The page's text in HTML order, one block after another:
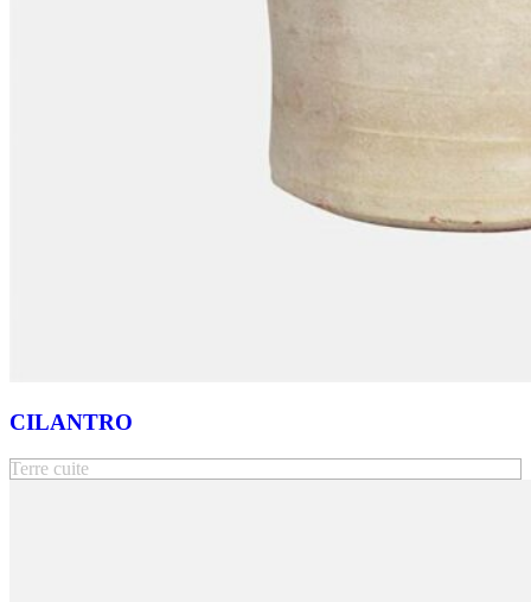
CILANTRO
Terre cuite